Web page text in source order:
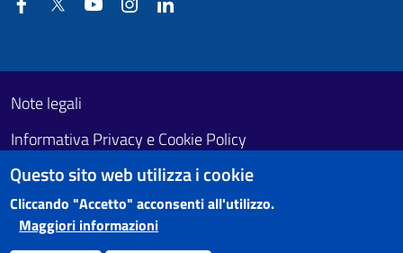
Footer First
Useful links section
Note legali
Informativa Privacy e Cookie Policy
Obiettivi di accessibilità
Questo sito web utilizza i cookie
Cliccando "Accetto" acconsenti all'utilizzo.
Maggiori informazioni